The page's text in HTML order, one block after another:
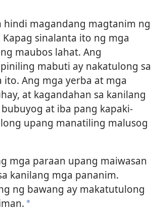
hindi magandang magtanim ng
sinalanta ito ng mga
maubos lahat. Ang
mabuti ay nakatulong sa
Ang mga yerba at mga
at kagandahan sa kanilang
at iba pang kapaki-
upang manatiling malusog
mga paraan upang maiwasan
kanilang mga pananim.
ng bawang ay makatutulong
*